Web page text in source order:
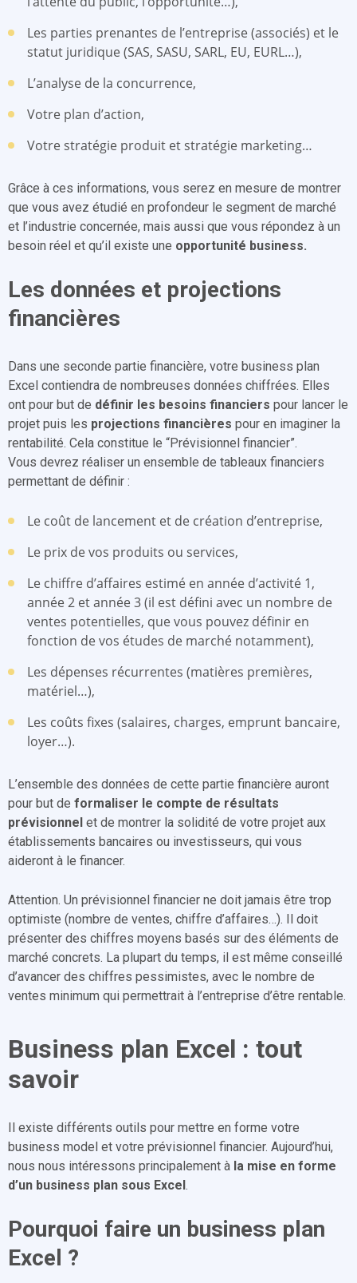
Les parties prenantes de l’entreprise (associés) et le
statut juridique (SAS, SASU, SARL, EU, EURL…),
L’analyse de la concurrence,
Votre plan d’action,
Votre stratégie produit et stratégie marketing…
Grâce à ces informations, vous serez en mesure de montrer
que vous avez étudié en profondeur le segment de marché
et l’industrie concernée, mais aussi que vous répondez à un
besoin réel et qu’il existe une opportunité business.
Les données et projections
financières
Dans une seconde partie financière, votre business plan
Excel contiendra de nombreuses données chiffrées. Elles
ont pour but de définir les besoins financiers pour lancer le
projet puis les projections financières pour en imaginer la
rentabilité. Cela constitue le “Prévisionnel financier”.
Vous devrez réaliser un ensemble de tableaux financiers
permettant de définir :
Le coût de lancement et de création d’entreprise,
Le prix de vos produits ou services,
Le chiffre d’affaires estimé en année d’activité 1,
année 2 et année 3 (il est défini avec un nombre de
ventes potentielles, que vous pouvez définir en
fonction de vos études de marché notamment),
Les dépenses récurrentes (matières premières,
matériel…),
Les coûts fixes (salaires, charges, emprunt bancaire,
loyer…).
L’ensemble des données de cette partie financière auront
pour but de formaliser le compte de résultats
prévisionnel et de montrer la solidité de votre projet aux
établissements bancaires ou investisseurs, qui vous
aideront à le financer.
Attention. Un prévisionnel financier ne doit jamais être trop
optimiste (nombre de ventes, chiffre d’affaires…). Il doit
présenter des chiffres moyens basés sur des éléments de
marché concrets. La plupart du temps, il est même conseillé
d’avancer des chiffres pessimistes, avec le nombre de
ventes minimum qui permettrait à l’entreprise d’être rentable.
Business plan Excel : tout
savoir
Il existe différents outils pour mettre en forme votre
business model et votre prévisionnel financier. Aujourd’hui,
nous nous intéressons principalement à la mise en forme
d’un business plan sous Excel .
Pourquoi faire un business plan
Excel ?